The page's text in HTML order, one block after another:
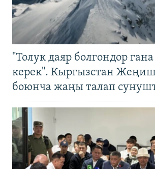
"Толук даяр болгондор
керек". Кыргызстан Жеңиш
боюнча жаңы талап